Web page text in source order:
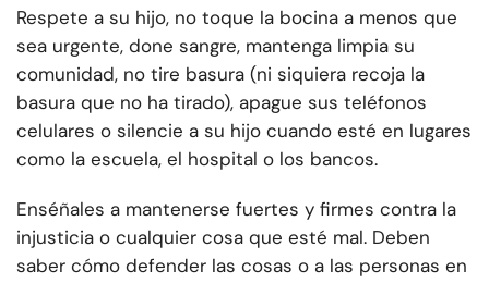
Respete a su hijo, no toque la bocina a menos que
sea urgente, done sangre, mantenga limpia su
comunidad, no tire basura (ni siquiera recoja la
basura que no ha tirado), apague sus teléfonos
celulares o silencie a su hijo cuando esté en lugares
como la escuela, el hospital o los bancos.
Enséñales a mantenerse fuertes y firmes contra la
injusticia o cualquier cosa que esté mal. Deben
saber cómo defender las cosas o a las personas en